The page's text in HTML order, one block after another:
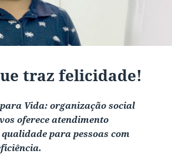
traz felicidade!
Vida: organização social
oferece atendimento
para pessoas com